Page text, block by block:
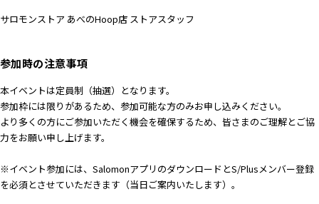
サロモンストア あべのHoop店 ストアスタッフ
参加時の注意事項
本イベントは定員制（抽選）となります。
参加枠には限りがあるため、参加可能な方のみお申し込みください。
より多くの方にご参加いただく機会を確保するため、皆さまのご理解とご協
力をお願い申し上げます。
※イベント参加には、SalomonアプリのダウンロードとS/Plusメンバー登録
を必須とさせていただきます（当日ご案内いたします）。